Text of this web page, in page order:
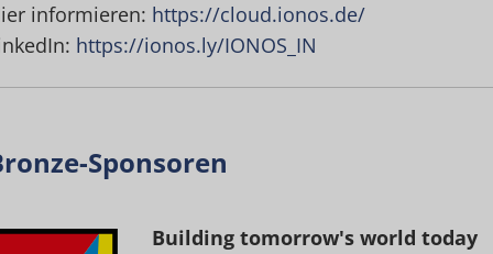
informieren: https://cloud.ionos.de/
https://ionos.ly/IONOS_IN
Sponsoren
Building tomorrow's world today